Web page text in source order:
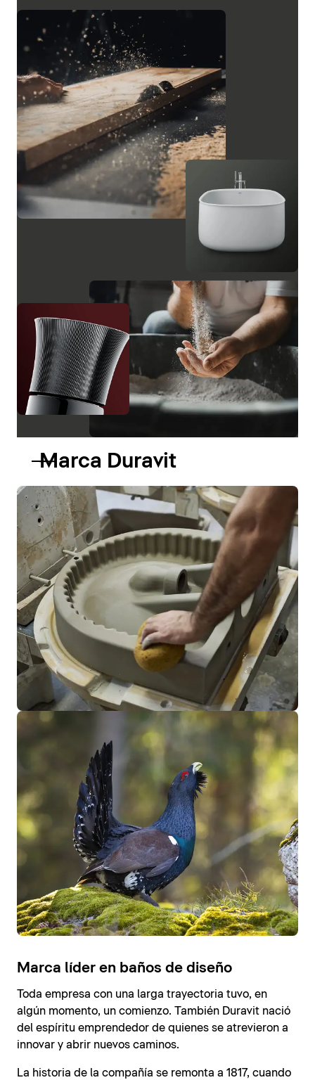
Marca Duravit
Marca líder en baños de diseño
Toda empresa con una larga trayectoria tuvo, en
algún momento, un comienzo. También Duravit nació
del espíritu emprendedor de quienes se atrevieron a
innovar y abrir nuevos caminos.
La historia de la compañía se remonta a 1817, cuando